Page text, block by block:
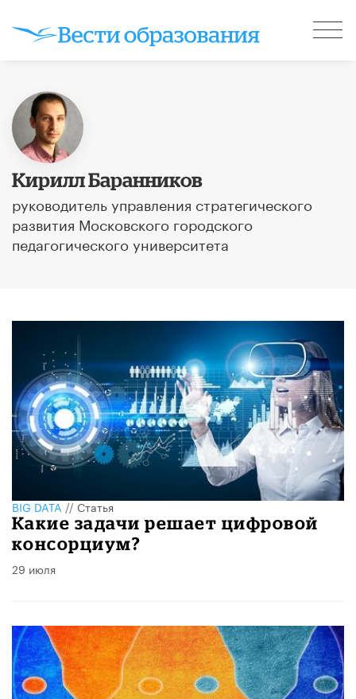
Кирилл Баранников
руководитель управления стратегического
развития Московского городского
педагогического университета
BIG DATA//Статья
​Какие задачи решает цифровой
консорциум?
29 июля